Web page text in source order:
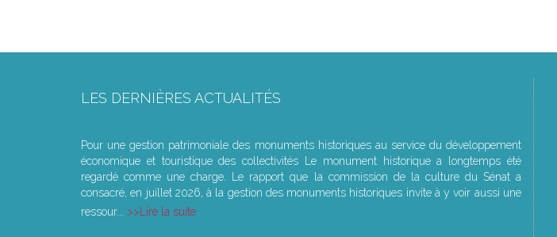
LES DERNIÈRES ACTUALITÉS
Pour une gestion patrimoniale des monuments historiques au service du développement
économique et touristique des collectivités Le monument historique a longtemps été
regardé comme une charge. Le rapport que la commission de la culture du Sénat a
consacré, en juillet 2026, à la gestion des monuments historiques invite à y voir aussi une
ressour...
Lire la suite